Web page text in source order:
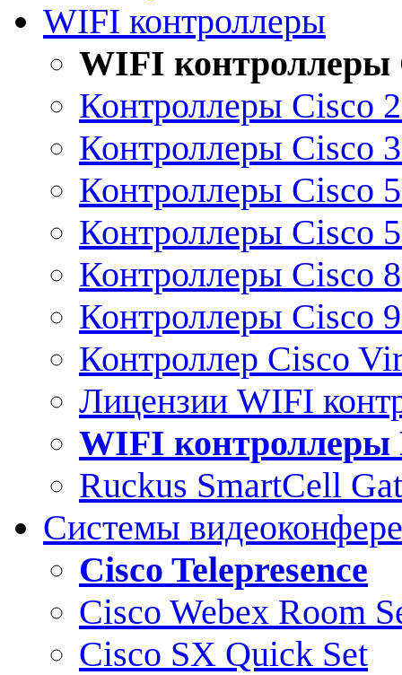
WIFI контроллеры
WIFI контроллеры
Контроллеры Cisco
Контроллеры Cisco
Контроллеры Cisco
Контроллеры Cisco
Контроллеры Cisco
Контроллеры Cisco
Контроллер Cisco
Лицензии WIFI
WIFI контроллеры
Ruckus SmartCell
Системы
Cisco Telepresence
Cisco Webex Room
Cisco SX Quick Set